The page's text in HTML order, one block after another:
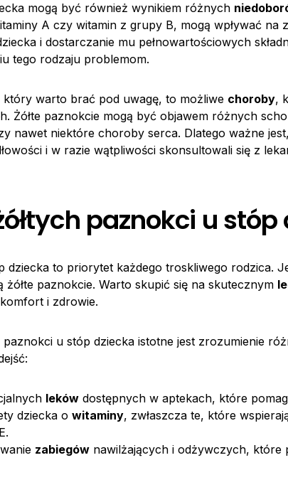
mogą być również wynikiem różnych
A czy witamin z grupy B, mogą wpływać na
i dostarczanie mu pełnowartościowych
tego rodzaju problemom.
który warto brać pod uwagę, to możliwe choroby,
Żółte paznokcie mogą być objawem różnych
nawet niektóre choroby serca. Dlatego ważne
i w razie wątpliwości skonsultowali się z
paznokci u
dziecka to priorytet każdego troskliwego rodzica.
żółte paznokcie. Warto skupić się na skutecznym
i zdrowie.
u stóp dziecka istotne jest zrozumienie
leków dostępnych w aptekach, które
dziecka o witaminy, zwłaszcza te, które
zabiegów nawilżających i odżywczych,